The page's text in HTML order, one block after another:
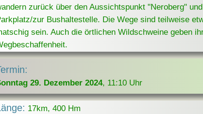
zurück über den Aussichtspunkt "Neroberg"
zur Bushaltestelle. Die Wege sind teilweise
sein. Auch die örtlichen Wildschweine geben
29. Dezember 2024, 11:10 Uhr
17km, 400 Hm